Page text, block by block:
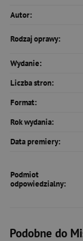
Autor:
Rodzaj oprawy:
Wydanie:
Liczba stron:
Format:
Rok wydania:
Data premiery:
Podmiot
odpowiedzialny:
Podobne do